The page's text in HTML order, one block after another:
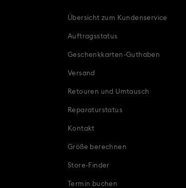
Übersicht zum Kundenservice
Auftragsstatus
Geschenkkarten-Guthaben
Versand
Retouren und Umtausch
Reparaturstatus
Kontakt
Größe berechnen
Store-Finder
Termin buchen